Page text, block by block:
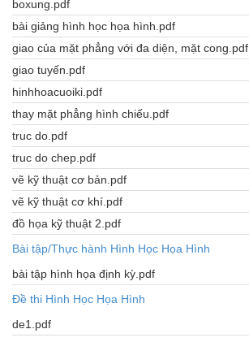
boxung.pdf
bài giảng hình học họa hình.pdf
giao của mặt phẳng với đa diện, mặt cong.pdf
giao tuyến.pdf
hinhhoacuoiki.pdf
thay mặt phẳng hình chiếu.pdf
truc do.pdf
truc do chep.pdf
vẽ kỹ thuật cơ bản.pdf
vẽ kỹ thuật cơ khí.pdf
đồ họa kỹ thuật 2.pdf
Bài tập/Thực hành Hình Học Họa Hình
bài tập hình họa định kỳ.pdf
Đề thi Hình Học Họa Hình
de1.pdf